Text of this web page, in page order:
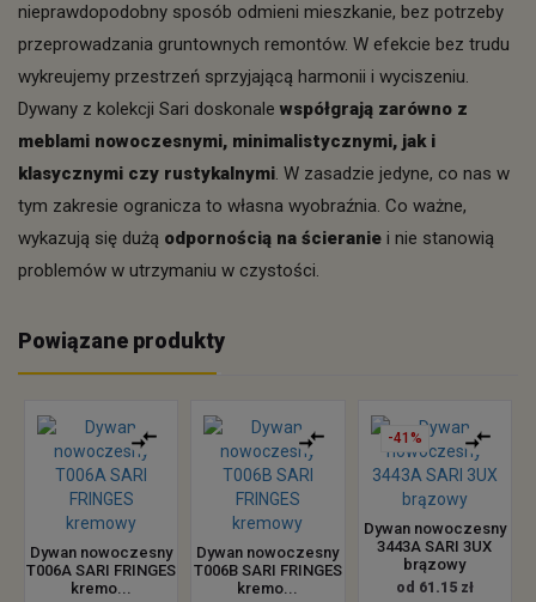
nieprawdopodobny sposób odmieni mieszkanie, bez potrzeby
przeprowadzania gruntownych remontów. W efekcie bez trudu
wykreujemy przestrzeń sprzyjającą harmonii i wyciszeniu.
Dywany z kolekcji Sari doskonale współgrają zarówno z
meblami nowoczesnymi, minimalistycznymi, jak i
klasycznymi czy rustykalnymi. W zasadzie jedyne, co nas w
tym zakresie ogranicza to własna wyobraźnia. Co ważne,
wykazują się dużą odpornością na ścieranie i nie stanowią
problemów w utrzymaniu w czystości.
Powiązane produkty
Dywan nowoczesny
T006A SARI FRINGES
kremo...
Dywan nowoczesny
T006B SARI FRINGES
kremo...
-41%
Dywan nowoczesny
3443A SARI 3UX
brązowy
od 61.15 zł